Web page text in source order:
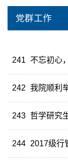
党群工作
241
242
243
244